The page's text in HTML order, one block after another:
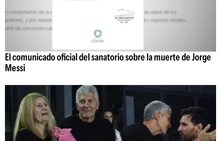
El comunicado oficial del sanatorio sobre la muerte de Jorge
Messi